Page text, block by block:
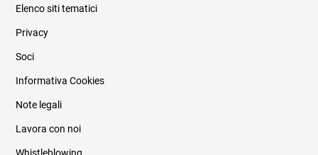
Elenco siti tematici
Privacy
Soci
Informativa Cookies
Note legali
Lavora con noi
Whistleblowing